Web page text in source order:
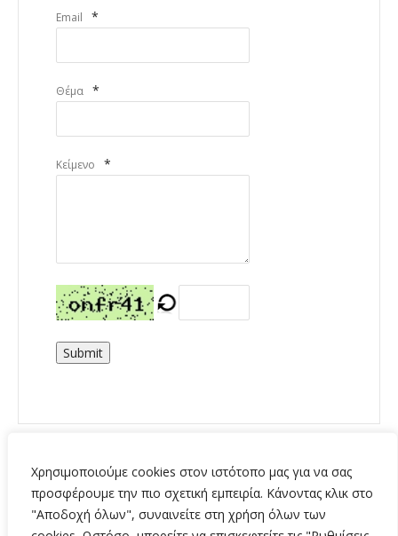
Χρησιμοποιούμε cookies στον ιστότοπο μας για να σας
προσφέρουμε την πιο σχετική εμπειρία. Κάνοντας κλικ στο
"Αποδοχή όλων", συναινείτε στη χρήση όλων των
Email *
Θέμα *
Κείμενο *
Submit